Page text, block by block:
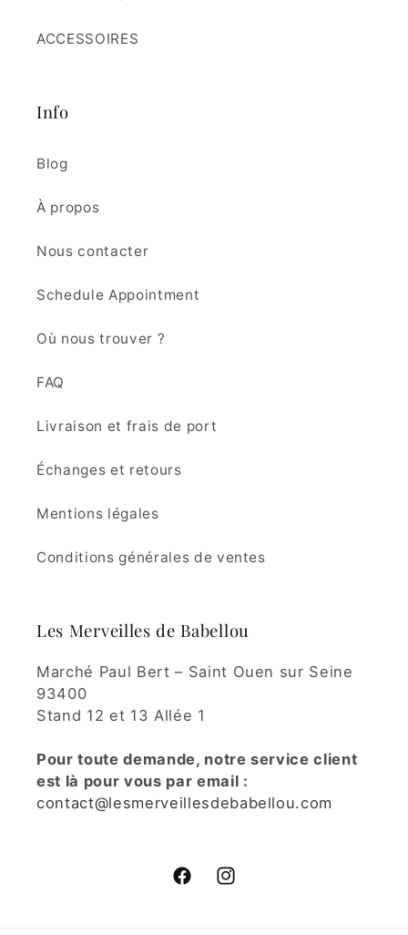
ACCESSOIRES
Info
Blog
À propos
Nous contacter
Schedule Appointment
Où nous trouver ?
FAQ
Livraison et frais de port
Échanges et retours
Mentions légales
Conditions générales de ventes
Les Merveilles de Babellou
Marché Paul Bert – Saint Ouen sur Seine
93400
Stand 12 et 13 Allée 1
Pour toute demande, notre service client
est là pour vous par email :
contact@lesmerveillesdebabellou.com
FacebookInstagram